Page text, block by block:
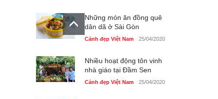
Những món ăn đồng quê
dân dã ở Sài Gòn
Cảnh đẹp Việt Nam 25/04/2020
Nhiều hoạt động tôn vinh
nhà giáo tại Đầm Sen
Cảnh đẹp Việt Nam 25/04/2020